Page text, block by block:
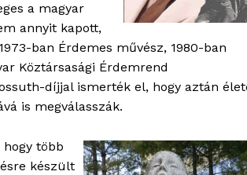
Hasznos
bSZ fiók
Előfizetés
Kapcsolat
a magyar
annyit kapott,
ban Érdemes művész, 1980-ban
Köztársasági Érdemrend
díjjal ismerték el, hogy aztán
is megválasszák.
több
készült